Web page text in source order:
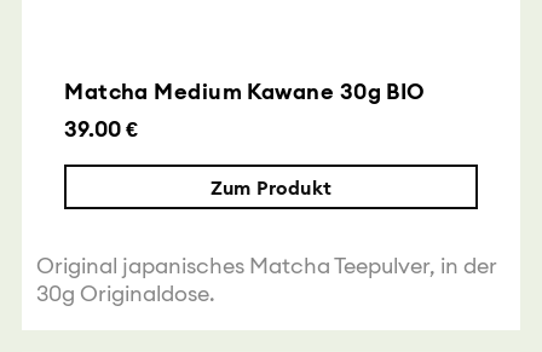
Matcha Medium Kawane 30g BIO
39.00 €
Zum Produkt
Original japanisches Matcha Teepulver, in der
30g Originaldose.